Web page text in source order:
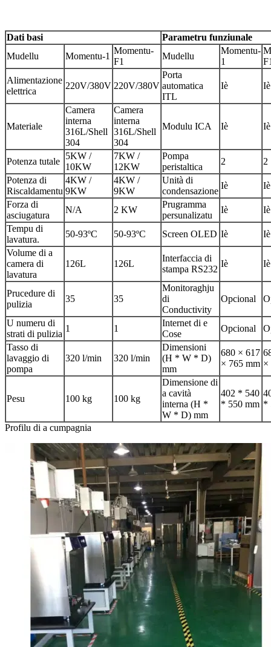
Dati basi
Parametru funziunale
Mudellu
Momentu-1
Momentu-
F1
Mudellu
Momentu-
1
Alimentazione
elettrica
220V/380V 220V/380V
Porta
automatica
ITL
Iè Iè
Materiale
Camera
interna
316L/Shell
304
Camera
interna
316L/Shell
304
Modulu ICA Iè Iè
Potenza tutale
5KW /
10KW
7KW /
12KW
Pompa
peristaltica
2
2
Potenza di
Riscaldamentu
4KW /
9KW
4KW /
9KW
Unità di
condensazione
Iè
Iè
Forza di
asciugatura
N/A 2 KW
Prugramma
persunalizatu
Iè
Iè
Tempu di
lavatura.
50-93ºC 50-93ºC Screen OLED Iè
Iè
Volume di a
camera di
lavatura
126L 126L
Interfaccia di
stampa RS232
Iè Iè
Prucedure di
pulizia
35 35
Monitoraghju
di
Conductivity
Opcional
U numeru di
strati di pulizia
1 1
Internet di e
Cose
Opcional
Tasso di
lavaggio di
pompa
320 l/min 320 l/min
Dimensioni
(H * W * D)
mm
680 × 617
× 765 mm ×
Pesu 100 kg 100 kg
Dimensione di
a cavità
interna (H *
W * D) mm
402 * 540
* 550 mm *
Profilu di a cumpagnia